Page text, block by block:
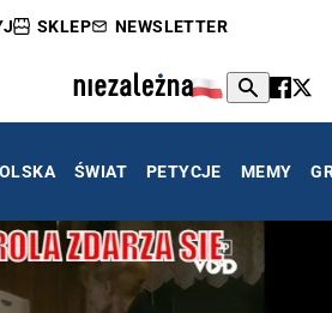
SKLEP NEWSLETTER
ŚWIAT PETYCJE MEMY